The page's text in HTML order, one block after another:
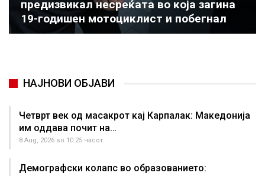
предизвикал несреќата во која загина
19-годишен мотоциклист и побегнал
НАЈНОВИ ОБЈАВИ
Четврт век од масакрот кај Карпалак: Македонија
им оддава почит на…
8 Aug, 2026 во 10:25 часот.
Демографски колапс во образованието: